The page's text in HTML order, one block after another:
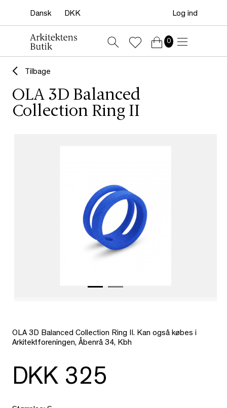
Log ind
0
Tilbage
OLA 3D Balanced
Collection Ring II
OLA 3D Balanced Collection Ring II. Kan også købes i
Arkitektforeningen, Åbenrå 34, Kbh
DKK 325